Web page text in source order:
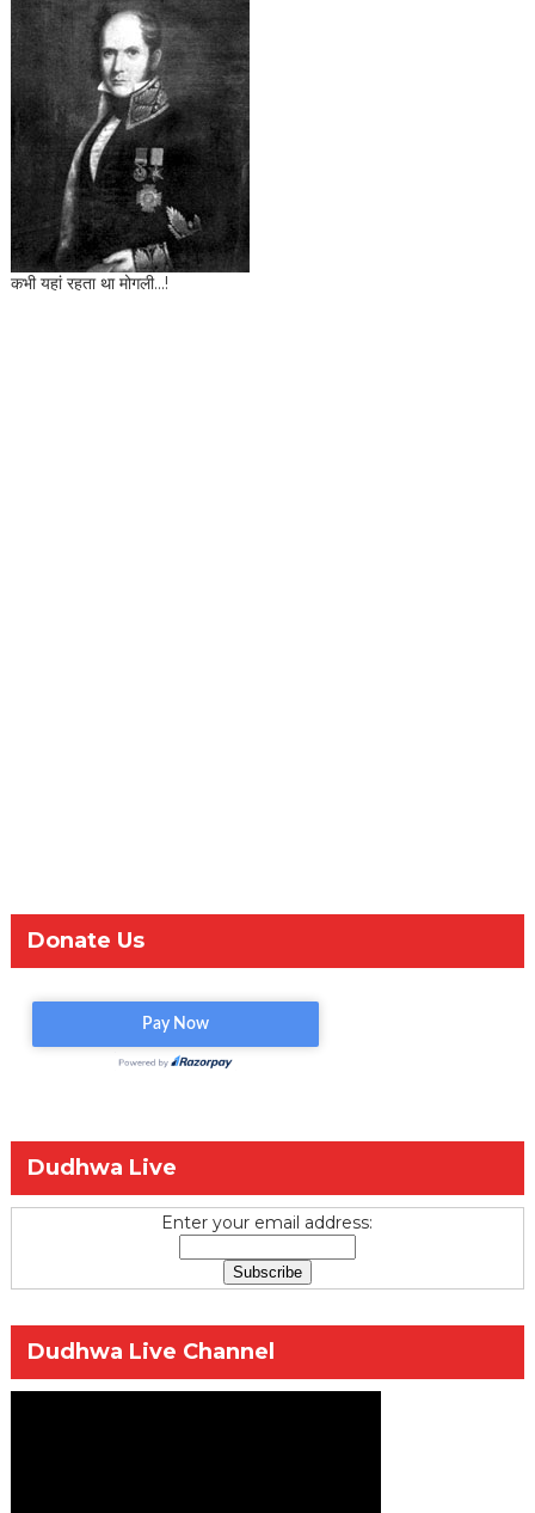
कभी यहां रहता था मोगली...!
Donate Us
Dudhwa Live
Enter your email address:
Dudhwa Live Channel